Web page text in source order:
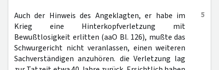
5
Auch der Hinweis des Angeklagten, er habe im
Krieg eine Hinterkopfverletzung mit
Bewußtlosigkeit erlitten (aaO Bl. 126), mußte das
Schwurgericht nicht veranlassen, einen weiteren
Sachverständigen anzuhören. die Verletzung lag